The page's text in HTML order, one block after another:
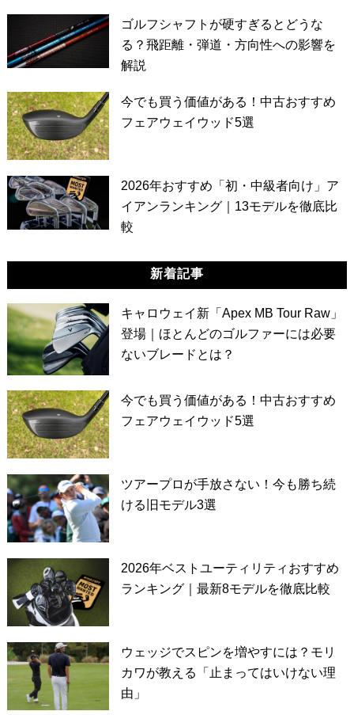
ゴルフシャフトが硬すぎるとどうな
る？飛距離・弾道・方向性への影響を
解説
今でも買う価値がある！中古おすすめ
フェアウェイウッド5選
2026年おすすめ「初・中級者向け」ア
イアンランキング｜13モデルを徹底比
較
新着記事
キャロウェイ新「Apex MB Tour Raw」
登場｜ほとんどのゴルファーには必要
ないブレードとは？
今でも買う価値がある！中古おすすめ
フェアウェイウッド5選
ツアープロが手放さない！今も勝ち続
ける旧モデル3選
2026年ベストユーティリティおすすめ
ランキング｜最新8モデルを徹底比較
ウェッジでスピンを増やすには？モリ
カワが教える「止まってはいけない理
由」